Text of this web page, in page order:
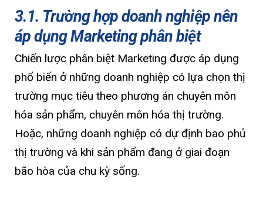
3.1. Trường hợp doanh nghiệp nên
áp dụng Marketing phân biệt
Chiến lược phân biệt Marketing được áp dụng
phổ biến ở những doanh nghiệp có lựa chọn thị
trường mục tiêu theo phương án chuyên môn
hóa sản phẩm, chuyên môn hóa thị trường.
Hoặc, những doanh nghiệp có dự định bao phủ
thị trường và khi sản phẩm đang ở giai đoạn
bão hòa của chu kỳ sống.